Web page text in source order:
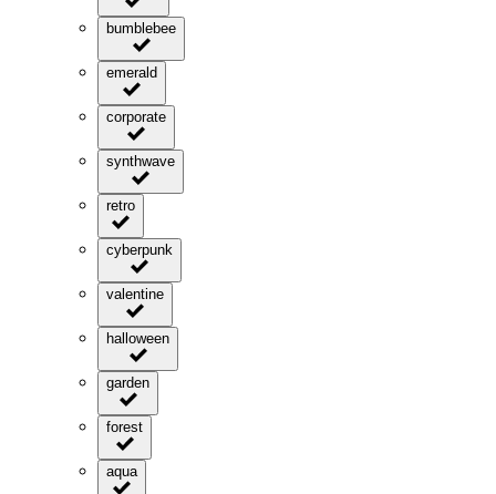
bumblebee
emerald
corporate
synthwave
retro
cyberpunk
valentine
halloween
garden
forest
aqua